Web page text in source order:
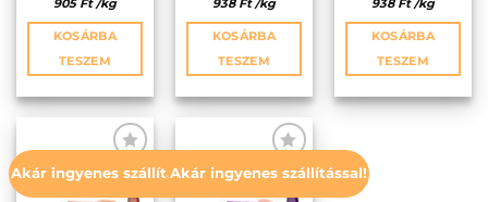
905 Ft /kg
KOSÁRBA
TESZEM
938 Ft /kg
KOSÁRBA
TESZEM
938 Ft /kg
KOSÁRBA
TESZEM
Akár ingyenes szállítással!Akár ingyenes szállítással!